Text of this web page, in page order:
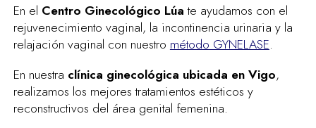
En el Centro Ginecológico Lúate ayudamos con el
rejuvenecimiento vaginal, la incontinencia urinaria y la
relajación vaginal con nuestro método GYNELASE.
En nuestra clínica ginecológica ubicada en Vigo,
realizamos los mejores tratamientos estéticos y
reconstructivos del área genital femenina.